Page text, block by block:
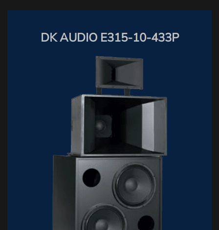
DK AUDIO E315-10-433P